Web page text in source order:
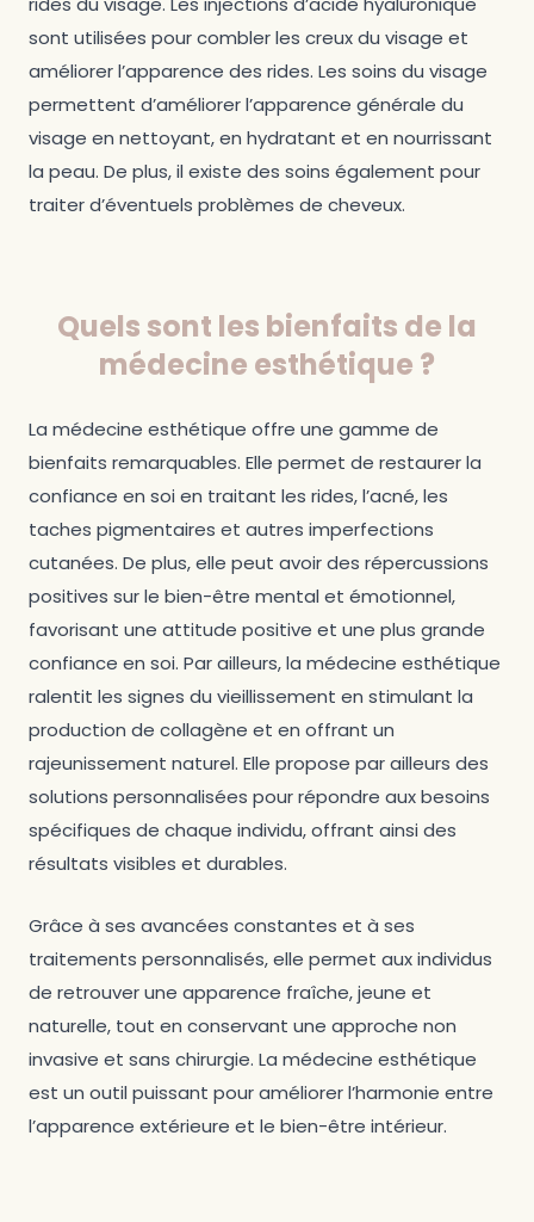
sont utilisées pour combler les creux du visage et
améliorer l’apparence des rides. Les soins du visage
permettent d’améliorer l’apparence générale du
visage en nettoyant, en hydratant et en nourrissant
la peau. De plus, il existe des soins également pour
traiter d’éventuels problèmes de cheveux.
Quels sont les bienfaits de la
médecine esthétique ?
La médecine esthétique offre une gamme de
bienfaits remarquables. Elle permet de restaurer la
confiance en soi en traitant les rides, l’acné, les
taches pigmentaires et autres imperfections
cutanées. De plus, elle peut avoir des répercussions
positives sur le bien-être mental et émotionnel,
favorisant une attitude positive et une plus grande
confiance en soi. Par ailleurs, la médecine esthétique
ralentit les signes du vieillissement en stimulant la
production de collagène et en offrant un
rajeunissement naturel. Elle propose par ailleurs des
solutions personnalisées pour répondre aux besoins
spécifiques de chaque individu, offrant ainsi des
résultats visibles et durables.
Grâce à ses avancées constantes et à ses
traitements personnalisés, elle permet aux individus
de retrouver une apparence fraîche, jeune et
naturelle, tout en conservant une approche non
invasive et sans chirurgie. La médecine esthétique
est un outil puissant pour améliorer l’harmonie entre
l’apparence extérieure et le bien-être intérieur.